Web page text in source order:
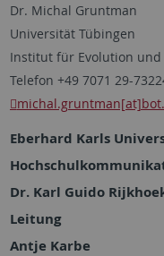
Dr. Michal Gruntman
Universität Tübingen
Institut für Evolution und
Telefon +49 7071 29-
Eberhard Karls
Dr. Karl Guido
Leitung
Antje Karbe